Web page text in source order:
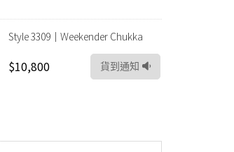
Style 3309｜Weekender Chukka
$10,800 貨到通知